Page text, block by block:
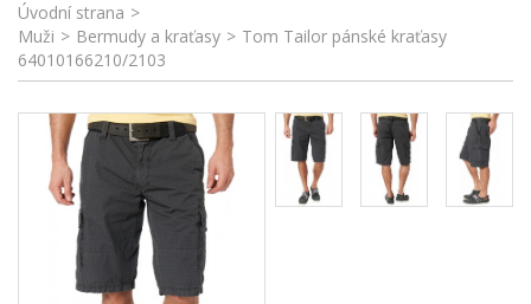
Úvodní strana >
Muži > Bermudy a kraťasy > Tom Tailor pánské kraťasy
64010166210/2103